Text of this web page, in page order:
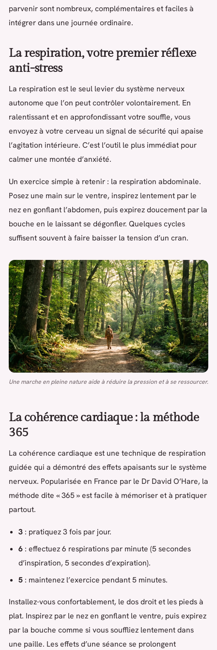
parvenir sont nombreux, complémentaires et faciles à
intégrer dans une journée ordinaire.
La respiration, votre premier réflexe
anti-stress
La respiration est le seul levier du système nerveux
autonome que l’on peut contrôler volontairement. En
ralentissant et en approfondissant votre souffle, vous
envoyez à votre cerveau un signal de sécurité qui apaise
l’agitation intérieure. C’est l’outil le plus immédiat pour
calmer une montée d’anxiété.
Un exercice simple à retenir : la respiration abdominale.
Posez une main sur le ventre, inspirez lentement par le
nez en gonflant l’abdomen, puis expirez doucement par la
bouche en le laissant se dégonfler. Quelques cycles
suffisent souvent à faire baisser la tension d’un cran.
Une marche en pleine nature aide à réduire la pression et à se ressourcer.
La cohérence cardiaque : la méthode
365
La cohérence cardiaque est une technique de respiration
guidée qui a démontré des effets apaisants sur le système
nerveux. Popularisée en France par le Dr David O’Hare, la
méthode dite « 365 » est facile à mémoriser et à pratiquer
partout.
3 : pratiquez 3 fois par jour.
6 : effectuez 6 respirations par minute (5 secondes
d’inspiration, 5 secondes d’expiration).
5 : maintenez l’exercice pendant 5 minutes.
Installez-vous confortablement, le dos droit et les pieds à
plat. Inspirez par le nez en gonflant le ventre, puis expirez
par la bouche comme si vous souffliez lentement dans
une paille. Les effets d’une séance se prolongent